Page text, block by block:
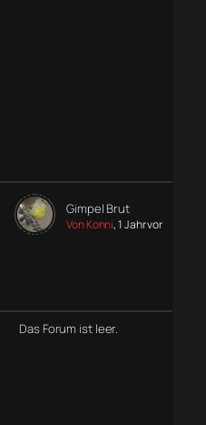
Gimpel Brut
Von Konni, 1 Jahr vor
Das Forum ist leer.